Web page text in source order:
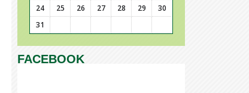
24
25 26 27 28 29
30
31
FACEBOOK